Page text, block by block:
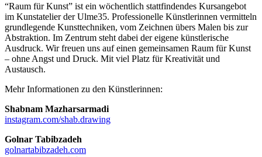
“Raum für Kunst” ist ein wöchentlich stattfindendes Kursangebot
im Kunstatelier der Ulme35. Professionelle Künstlerinnen vermitteln
grundlegende Kunsttechniken, vom Zeichnen übers Malen bis zur
Abstraktion. Im Zentrum steht dabei der eigene künstlerische
Ausdruck. Wir freuen uns auf einen gemeinsamen Raum für Kunst
– ohne Angst und Druck. Mit viel Platz für Kreativität und
Austausch.
Mehr Informationen zu den Künstlerinnen:
Shabnam Mazharsarmadi
instagram.com/shab.drawing
Golnar Tabibzadeh
golnartabibzadeh.com